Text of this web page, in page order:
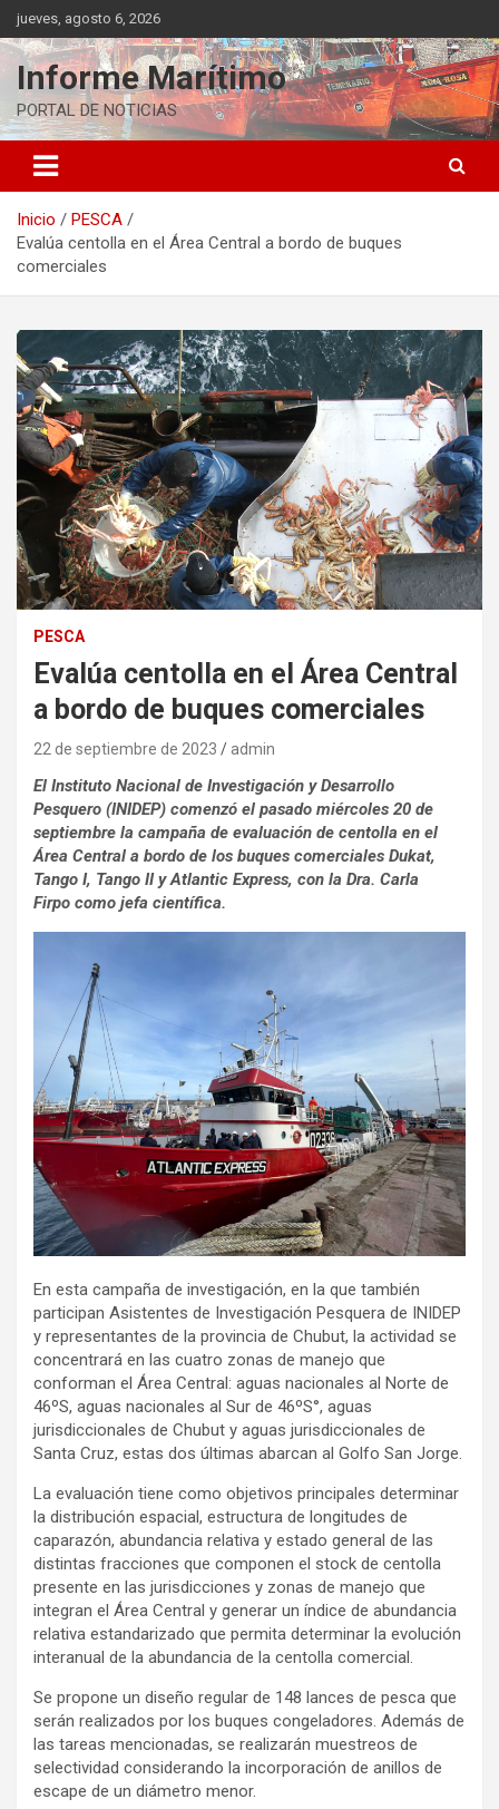
Saltar
al
contenido
jueves, agosto 6, 2026
Informe Marítimo
PORTAL DE NOTICIAS
Inicio
PESCA
Evalúa centolla en el Área Central a bordo de buques
comerciales
PESCA
Evalúa centolla en el Área Central
a bordo de buques comerciales
22 de septiembre de 2023 admin
El Instituto Nacional de Investigación y Desarrollo
Pesquero (INIDEP) comenzó el pasado miércoles 20 de
septiembre la campaña de evaluación de centolla en el
Área Central a bordo de los buques comerciales Dukat,
Tango I, Tango II y Atlantic Express, con la Dra. Carla
Firpo como jefa científica.
En esta campaña de investigación, en la que también
participan Asistentes de Investigación Pesquera de INIDEP
y representantes de la provincia de Chubut, la actividad se
concentrará en las cuatro zonas de manejo que
conforman el Área Central: aguas nacionales al Norte de
46ºS, aguas nacionales al Sur de 46ºS°, aguas
jurisdiccionales de Chubut y aguas jurisdiccionales de
Santa Cruz, estas dos últimas abarcan al Golfo San Jorge.
La evaluación tiene como objetivos principales determinar
la distribución espacial, estructura de longitudes de
caparazón, abundancia relativa y estado general de las
distintas fracciones que componen el stock de centolla
presente en las jurisdicciones y zonas de manejo que
integran el Área Central y generar un índice de abundancia
relativa estandarizado que permita determinar la evolución
interanual de la abundancia de la centolla comercial.
Se propone un diseño regular de 148 lances de pesca que
serán realizados por los buques congeladores. Además de
las tareas mencionadas, se realizarán muestreos de
selectividad considerando la incorporación de anillos de
escape de un diámetro menor.